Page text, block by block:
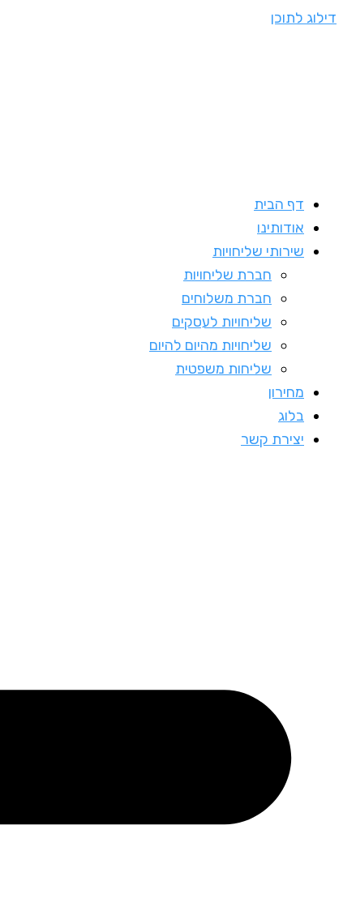
דילוג לתוכן
דף הבית
אודותינו
שירותי שליחויות
חברת שליחויות
חברת משלוחים
שליחויות לעסקים
שליחויות מהיום להיום
שליחות משפטית
מחירון
בלוג
יצירת קשר